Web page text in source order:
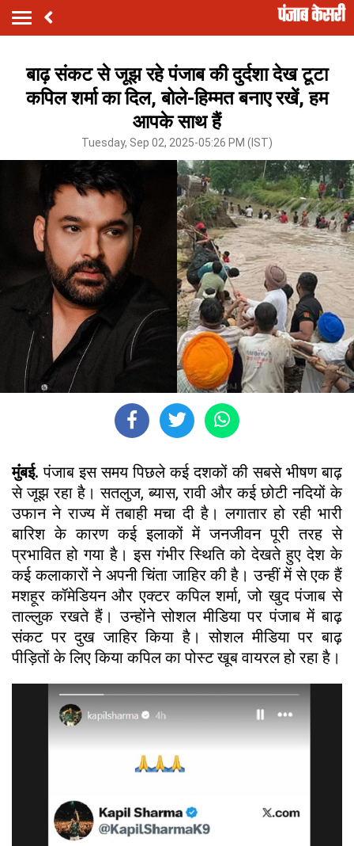
बाढ़ संकट से जूझ रहे पंजाब की दुर्दशा देख टूटा
कपिल शर्मा का दिल, बोले-हिम्मत बनाए रखें, हम
आपके साथ हैं
Tuesday, Sep 02, 2025-05:26 PM (IST)
मुंंबई.पंजाब इस समय पिछले कई दशकों की सबसे भीषण बाढ़
से जूझ रहा है। सतलुज, ब्यास, रावी और कई छोटी नदियों के
उफान ने राज्य में तबाही मचा दी है। लगातार हो रही भारी
बारिश के कारण कई इलाकों में जनजीवन पूरी तरह से
प्रभावित हो गया है। इस गंभीर स्थिति को देखते हुए देश के
कई कलाकारों ने अपनी चिंता जाहिर की है। उन्हीं में से एक हैं
मशहूर कॉमेडियन और एक्टर कपिल शर्मा, जो खुद पंजाब से
ताल्लुक रखते हैं। उन्होंने सोशल मीडिया पर पंजाब में बाढ़
संकट पर दुख जाहिर किया है। सोशल मीडिया पर बाढ़
पीड़ितों के लिए किया कपिल का पोस्ट खूब वायरल हो रहा है।